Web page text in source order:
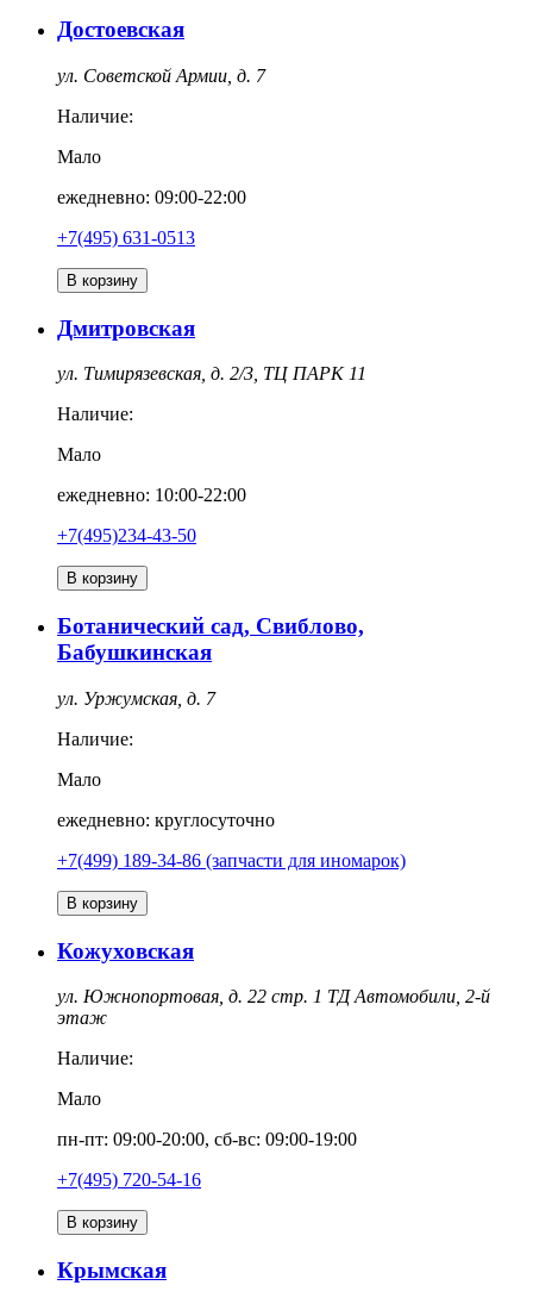
Достоевская
ул. Советской Армии, д. 7
Наличие:
Мало
ежедневно: 09:00-22:00
+7(495) 631-0513
В корзину
Дмитровская
ул. Тимирязевская, д. 2/3, ТЦ ПАРК 11
Наличие:
Мало
ежедневно: 10:00-22:00
+7(495)234-43-50
В корзину
Ботанический сад, Свиблово,
Бабушкинская
ул. Уржумская, д. 7
Наличие:
Мало
ежедневно: круглосуточно
+7(499) 189-34-86 (запчасти для иномарок)
В корзину
Кожуховская
ул. Южнопортовая, д. 22 стр. 1 ТД Автомобили, 2-й
этаж
Наличие:
Мало
пн-пт: 09:00-20:00, сб-вс: 09:00-19:00
+7(495) 720-54-16
В корзину
Крымская